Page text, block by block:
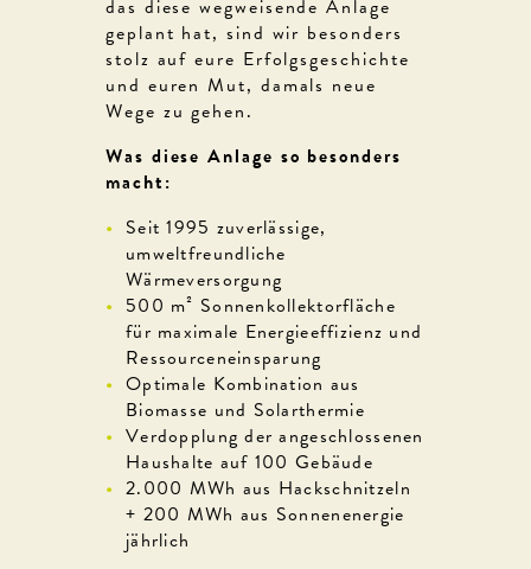
das diese wegweisende Anlage
geplant hat, sind wir besonders
stolz auf eure Erfolgsgeschichte
und euren Mut, damals neue
Wege zu gehen.
Was diese Anlage so besonders
macht:
Seit 1995 zuverlässige,
umweltfreundliche
Wärmeversorgung
500 m² Sonnenkollektorfläche
für maximale Energieeffizienz und
Ressourceneinsparung
Optimale Kombination aus
Biomasse und Solarthermie
Verdopplung der angeschlossenen
Haushalte auf 100 Gebäude
2.000 MWh aus Hackschnitzeln
+ 200 MWh aus Sonnenenergie
jährlich